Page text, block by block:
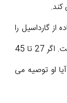
کند.
از گارداسیل را
برای مردان و زنان 9 تا 45 ساله تایید کرده است. اگر 27 تا 45
او توصیه می